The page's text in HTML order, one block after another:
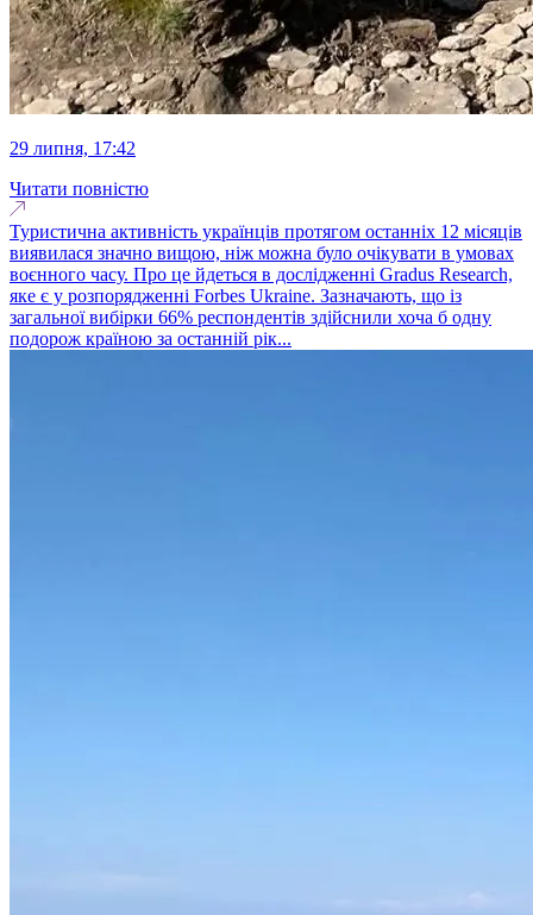
29 липня, 17:42
Читати повністю
Туристична активність українців протягом останніх 12 місяців
виявилася значно вищою, ніж можна було очікувати в умовах
воєнного часу. Про це йдеться в дослідженні Gradus Research,
яке є у розпорядженні Forbes Ukraine. Зазначають, що із
загальної вибірки 66% респондентів здійснили хоча б одну
подорож країною за останній рік...